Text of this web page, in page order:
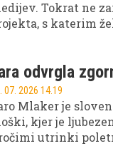
Tokrat ne
s katerim
odvrgla
07. 2026 14.19
Mlaker je
kjer je
utrinki